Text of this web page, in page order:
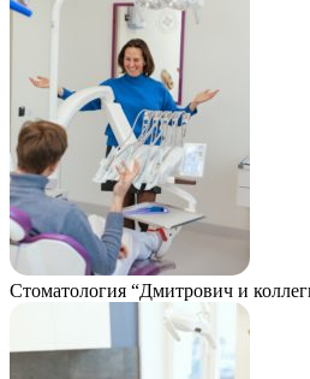
Стоматология “Дмитрович и